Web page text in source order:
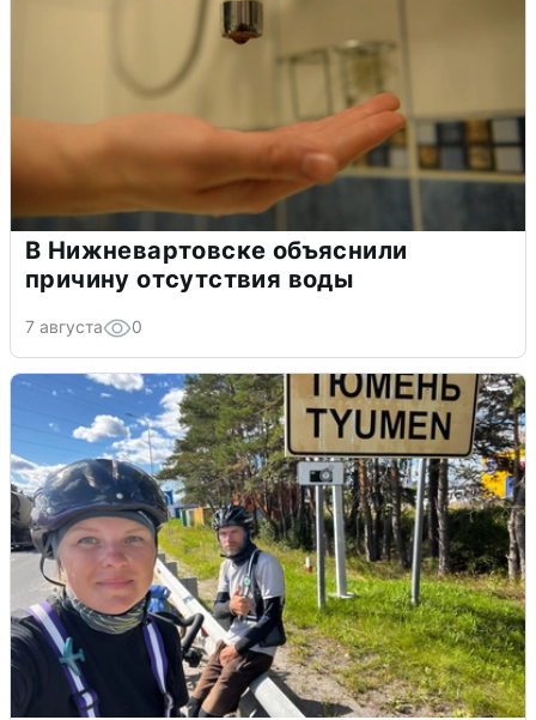
В Нижневартовске объяснили
причину отсутствия воды
7 августа 0